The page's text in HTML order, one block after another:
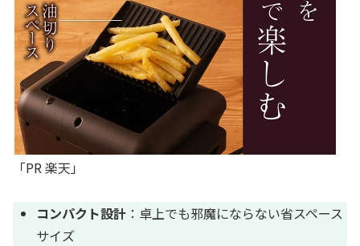
「PR 楽天」
コンパクト設計 ：卓上でも邪魔にならない省スペース
サイズ